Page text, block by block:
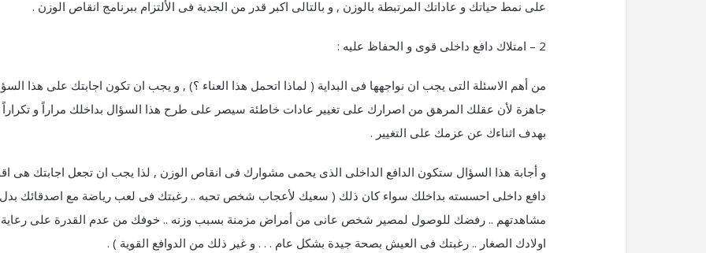
على نمط حياتك و عاداتك المرتبطة بالوزن , و بالتالى اكبر قدر من الجدية فى الألتزام ببرنامج انقاص الوزن .
2 – امتلاك دافع داخلى قوى و الحفاظ عليه :
من أهم الاسئلة التى يجب ان نواجهها فى البداية ( لماذا اتحمل هذا العناء ؟) , و يجب ان تكون اجابتك على هذا
جاهزة لأن عقلك المرهق من اصرارك على تغيير عادات خاطئة سيصر على طرح هذا السؤال بداخلك مراراً و
بهدف اثناءك عن عزمك على التغيير .
و أجابة هذا السؤال ستكون الدافع الداخلى الذى يحمى مشوارك فى انقاص الوزن , لذا يجب ان تجعل اجابتك هى
دافع داخلى احسسته بداخلك سواء كان ذلك ( سعيك لأعجاب شخص تحبه .. رغبتك فى لعب رياضة مع اصدقائك
مشاهدتهم .. رفضك للوصول لمصير شخص عانى من أمراض مزمنة بسبب وزنه .. خوفك من عدم القدرة على رعاية
اولادك الصغار .. رغبتك فى العيش بصحة جيدة بشكل عام . . . و غير ذلك من الدوافع القوية ) .